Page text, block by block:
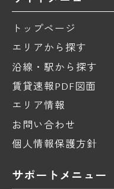
トップページ
エリアから探す
沿線・駅から探す
賃貸速報PDF図面
エリア情報
お問い合わせ
個人情報保護方針
サポートメニュー